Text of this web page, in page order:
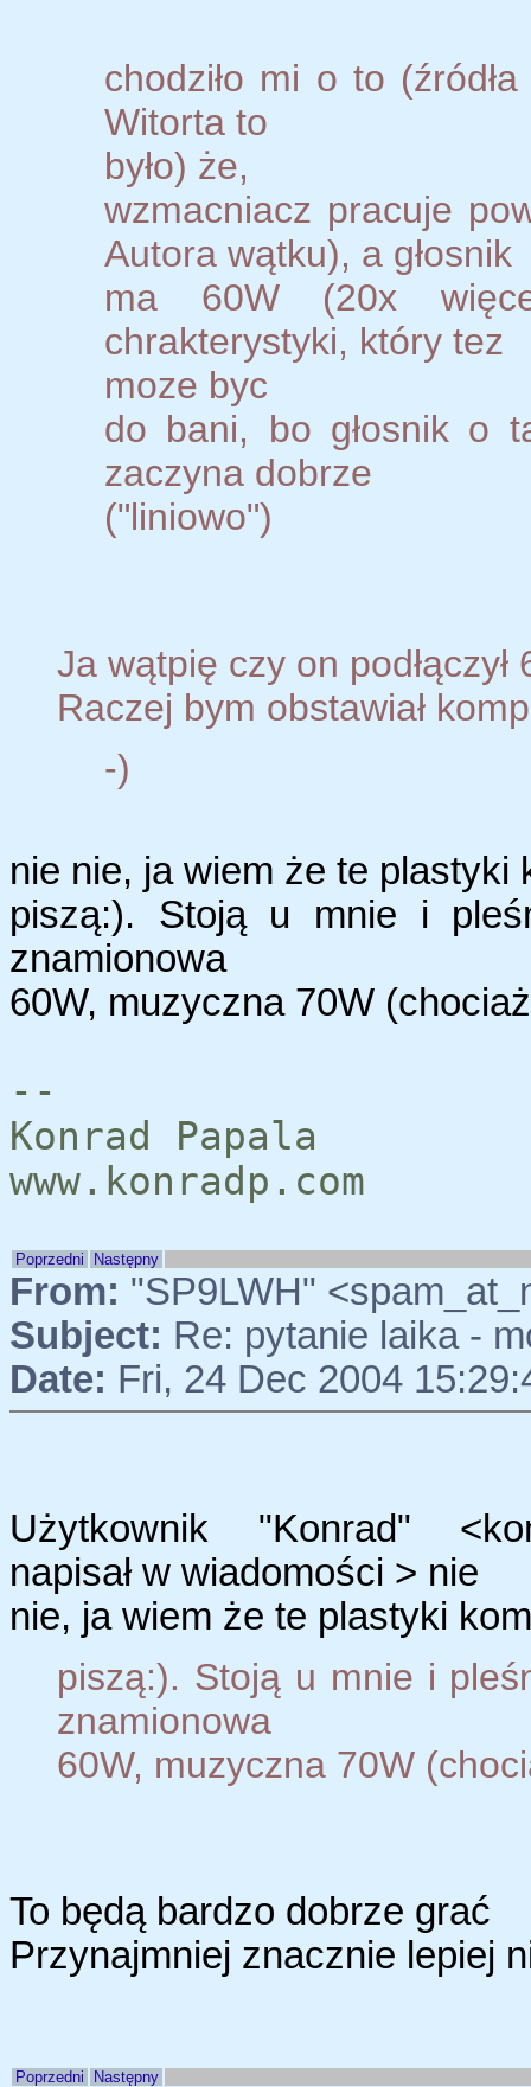
chodziło mi o to
Witorta to
było) że,
wzmacniacz pracuje
Autora wątku), a głosnik
ma 60W (20x
chrakterystyki, który tez
moze byc
do bani, bo głosnik o
zaczyna dobrze
("liniowo")
Ja wątpię czy on podłączył
Raczej bym obstawiał
-)
nie nie, ja wiem że te plastyki
piszą:). Stoją u mnie i
znamionowa
60W, muzyczna 70W
--
Konrad Papala
www.konradp.com
Poprzedni Następny
From: "SP9LWH"
Subject: Re: pytanie laika -
Date: Fri, 24 Dec 2004
Użytkownik "Konrad"
napisał w wiadomości > nie
nie, ja wiem że te plastyki
piszą:). Stoją u mnie i
znamionowa
60W, muzyczna 70W
To będą bardzo dobrze grać
Przynajmniej znacznie lepiej
Poprzedni Następny